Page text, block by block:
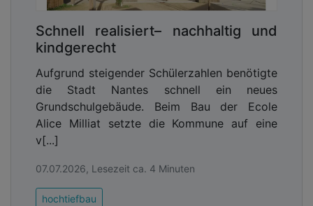
Schnell realisiert– nachhaltig und
kindgerecht
Aufgrund steigender Schülerzahlen benötigte
die Stadt Nantes schnell ein neues
Grundschulgebäude. Beim Bau der Ecole
Alice Milliat setzte die Kommune auf eine
v[...]
07.07.2026, Lesezeit ca. 4 Minuten
hochtiefbau